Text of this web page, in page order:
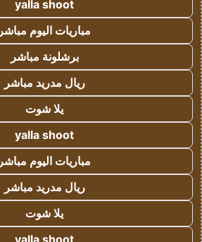
yalla shoot
مباريات اليوم مباشر
برشلونة مباشر
ريال مدريد مباشر
يلا شوت
yalla shoot
مباريات اليوم مباشر
ريال مدريد مباشر
يلا شوت
yalla shoot